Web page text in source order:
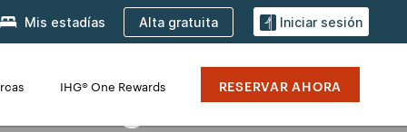
Mis estadías Alta gratuita Iniciar sesión
IHG® One Rewards RESERVAR AHORA
del Sur de